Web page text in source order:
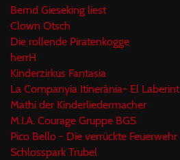
Bernd Gieseking liest
Clown Otsch
Die rollende Piratenkogge
herrH
Kinderzirkus Fantasia
La Companyia Itinerània- El Laberint
Mathi der Kinderliedermacher
M.I.A. Courage Gruppe BGS
Pico Bello - Die verrückte Feuerwehr
Schlosspark Trubel